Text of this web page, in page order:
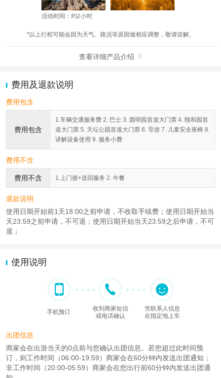
活动时间：约2小时
*以上行程可能会因为天气、路况等原因做相应调整，敬请谅解。
查看详细产品介绍 
费用及退款说明
费用包含
费用包含
1.车辆交通服务费 2. 巴士 3. 圆明园首道大门票 4. 颐和园首
道大门票 5. 天坛公园首道大门票 6. 导游 7. 儿童安全座椅 8.
讲解设备使用 9. 服务小费
费用不含
费用不含 1.上门接+送回服务 2. 午餐
退款说明
使用日期开始前1天18:00之前申请，不收取手续费；使用日期开始当
天23:59之前申请，不可退；使用日期开始当天23:59之后申请，不可
退；
使用说明
手机预订
收到商家短信
或电话确认
凭联系人信息
在指定地上车
出团信息
商家会在出游当天的0点前与您确认出团信息。若您超过此时间预
订，则工作时间（06:00-19:59）商家会在60分钟内发送出团通知；
非工作时间（20:00-05:59）商家会在您出行前60分钟内发送出团通